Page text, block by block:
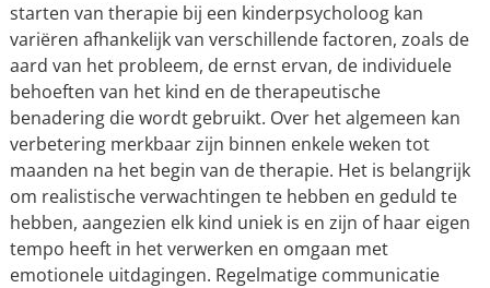
starten van therapie bij een kinderpsycholoog kan
variëren afhankelijk van verschillende factoren, zoals de
aard van het probleem, de ernst ervan, de individuele
behoeften van het kind en de therapeutische
benadering die wordt gebruikt. Over het algemeen kan
verbetering merkbaar zijn binnen enkele weken tot
maanden na het begin van de therapie. Het is belangrijk
om realistische verwachtingen te hebben en geduld te
hebben, aangezien elk kind uniek is en zijn of haar eigen
tempo heeft in het verwerken en omgaan met
emotionele uitdagingen. Regelmatige communicatie